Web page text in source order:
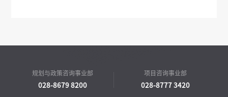
规划与政策咨询事业部
028-8679 8200
项目咨询事业部
028-8777 3420